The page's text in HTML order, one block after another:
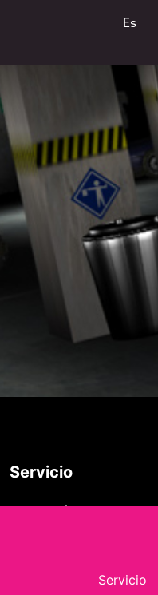
Es
Servicio
Servicio